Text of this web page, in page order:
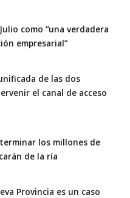
como “una verdadera
empresarial”
de las dos
el canal de acceso
los millones de
de la ría
Provincia es un caso